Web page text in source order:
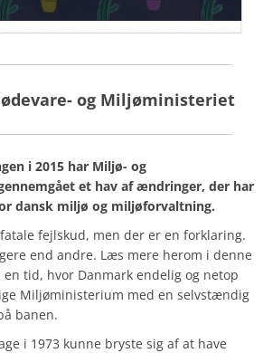
og Miljøministeriet
i 2015 har Miljø- og
et hav af ændringer, der har
dansk miljø og miljøforvaltning.
fejlskud, men der er en forklaring.
end andre. Læs mere herom i denne
tid, hvor Danmark endelig og netop
Miljøministerium med en selvstændig
banen.
i 1973 kunne bryste sig af at have